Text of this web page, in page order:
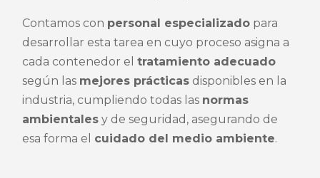
Contamos con personal especializado para
desarrollar esta tarea en cuyo proceso asigna a
cada contenedor eltratamiento adecuado
según las mejores prácticas disponibles en la
industria, cumpliendo todas las normas
ambientales y de seguridad, asegurando de
esa forma el cuidado del medio ambiente.